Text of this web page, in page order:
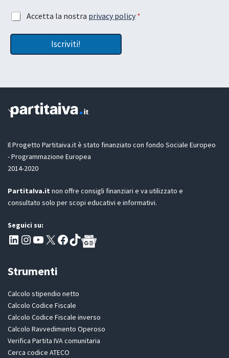
l
a
A
c
t
n
D
R
*
Accetta la nostra privacy policy *
Iscriviti!
Il Progetto Partitaiva.it è stato finanziato con fondo Sociale Europeo
- Programmazione Europea
2014-2020
PartitaIva.it non offre consigli finanziari e va utilizzato e
consultato solo per scopi educativi e informativi.
Seguici su:
Pagina LinkedIn PartitaIva
Instagram
Canale YouTube Evoluzione - Partitaiva.it
X Segui PartitaIva su Facebook
TikTok
Strumenti
Calcolo stipendio netto
Calcolo Codice Fiscale
Calcolo Codice Fiscale inverso
Calcolo Ravvedimento Operoso
Verifica Partita IVA comunitaria
Cerca codice ATECO